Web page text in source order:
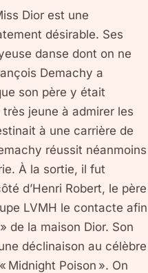
Dior est une
désirable. Ses
danse dont on ne
Demachy a
son père y était
jeune à admirer les
à une carrière de
réussit néanmoins
À la sortie, il fut
d’Henri Robert, le père
LVMH le contacte afin
de la maison Dior. Son
déclinaison au célèbre
Midnight Poison ». On